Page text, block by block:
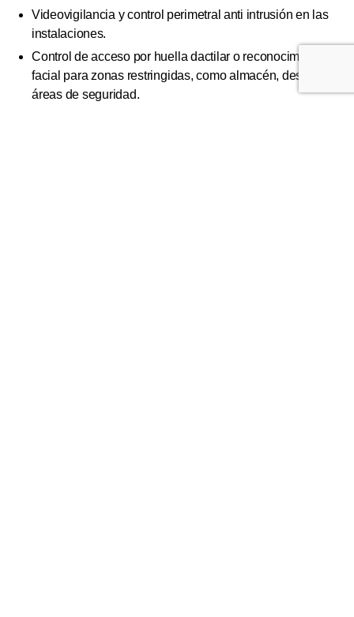
Videovigilancia y control perimetral anti intrusión en las
instalaciones.
Control de acceso por huella dactilar o reconocimiento
facial para zonas restringidas, como almacén, despachos,
áreas de seguridad.